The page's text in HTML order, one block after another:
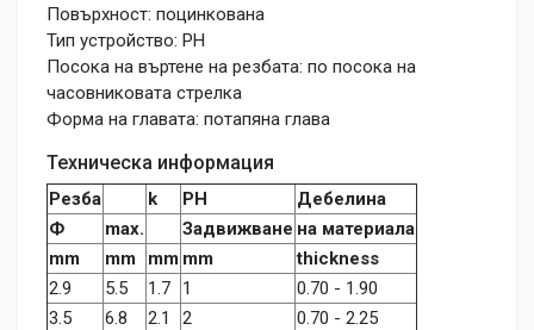
Повърхност: поцинкована
Тип устройство: PH
Посока на въртене на резбата: по посока на
часовниковата стрелка
Форма на главата: потапяна глава
Техническа информация
Резба k PH
Дебелина
Ф
max. Задвижване на материала
mm
mm mm mm
thickness
2.9
5.5 1.7 1
0.70 - 1.90
3.5
6.8 2.1 2
0.70 - 2.25